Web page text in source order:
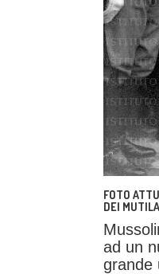
FOTO
DEI
ad un
grande